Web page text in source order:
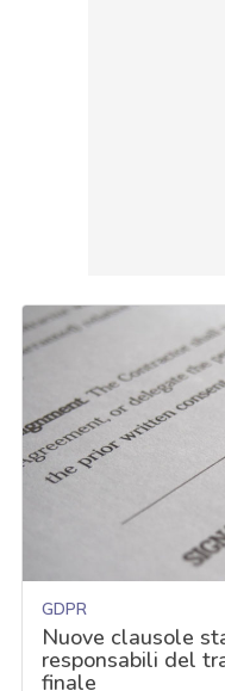
GDPR
Nuove clausole
responsabili del
finale